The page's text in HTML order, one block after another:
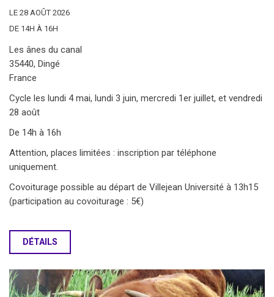
LE 28 AOÛT 2026
DE 14H À 16H
Les ânes du canal
35440, Dingé
France
Cycle les lundi 4 mai, lundi 3 juin, mercredi 1er juillet, et vendredi
28 août
De 14h à 16h
Attention, places limitées : inscription par téléphone
uniquement.
Covoiturage possible au départ de Villejean Université à 13h15
(participation au covoiturage : 5€)
DÉTAILS